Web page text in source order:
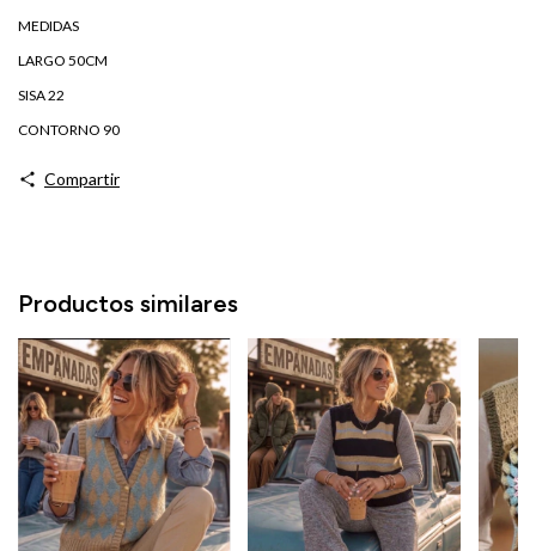
MEDIDAS
LARGO 50CM
SISA 22
CONTORNO 90
Compartir
Productos similares